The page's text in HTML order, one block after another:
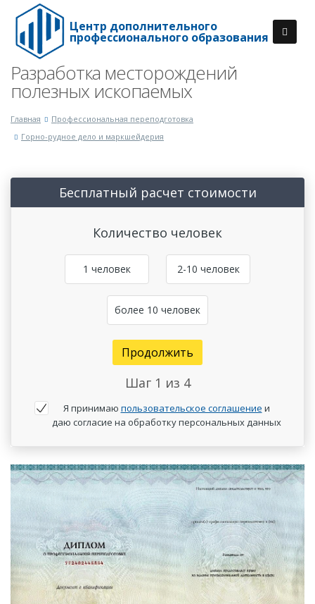
Центр дополнительного
профессионального образования
Разработка месторождений
полезных ископаемых
Главная
Профессиональная переподготовка
Горно-рудное дело и маркшейдерия
Бесплатный расчет стоимости
Количество человек
1 человек 2-10 человек
более 10 человек
Продолжить
Шаг 1 из 4
Я принимаю пользовательское соглашение и
даю согласие на обработку персональных данных